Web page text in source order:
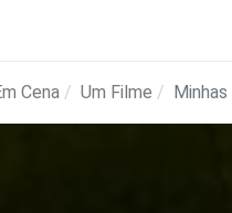
Cena Um Filme